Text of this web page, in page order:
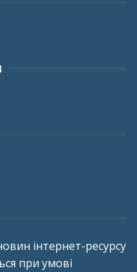
інтернет-ресурсу
при умові